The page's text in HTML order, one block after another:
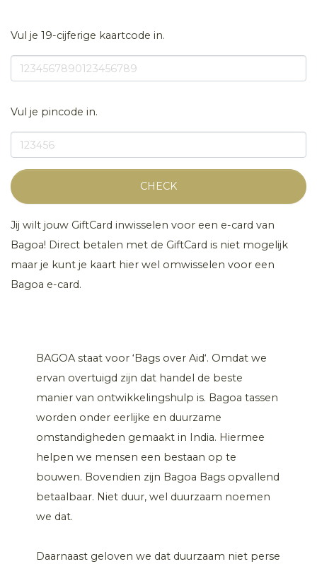
Vul je 19-cijferige kaartcode in.
Vul je pincode in.
CHECK
Jij wilt jouw GiftCard inwisselen voor een e-card van
Bagoa! Direct betalen met de GiftCard is niet mogelijk
maar je kunt je kaart hier wel omwisselen voor een
Bagoa e-card.
BAGOA staat voor ‘Bags over Aid‘. Omdat we
ervan overtuigd zijn dat handel de beste
manier van ontwikkelingshulp is. Bagoa tassen
worden onder eerlijke en duurzame
omstandigheden gemaakt in India. Hiermee
helpen we mensen een bestaan op te
bouwen. Bovendien zijn Bagoa Bags opvallend
betaalbaar. Niet duur, wel duurzaam noemen
we dat.
Daarnaast geloven we dat duurzaam niet perse